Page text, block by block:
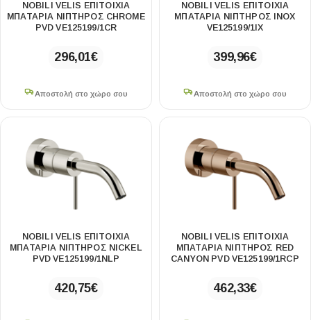
NOBILI VELIS ΕΠΙΤΟΊΧΙΑ
ΜΠΑΤΑΡΊΑ ΝΙΠΤΉΡΟΣ CHROME
PVD VE125199/1CR
296,01€
Αποστολή στο χώρο σου
NOBILI VELIS ΕΠΙΤΟΊΧΙΑ
ΜΠΑΤΑΡΊΑ ΝΙΠΤΉΡΟΣ INOX
VE125199/1IX
399,96€
Αποστολή στο χώρο σου
NOBILI VELIS ΕΠΙΤΟΊΧΙΑ
ΜΠΑΤΑΡΊΑ ΝΙΠΤΉΡΟΣ NICKEL
PVD VE125199/1NLP
420,75€
NOBILI VELIS ΕΠΙΤΟΊΧΙΑ
ΜΠΑΤΑΡΊΑ ΝΙΠΤΉΡΟΣ RED
CANYON PVD VE125199/1RCP
462,33€